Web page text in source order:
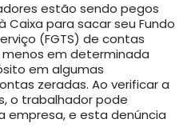
estão sendo pegos
Caixa para sacar seu Fundo
(FGTS) de contas
menos em determinada
em algumas
zeradas. Ao verificar a
o trabalhador pode
empresa, e esta denúncia